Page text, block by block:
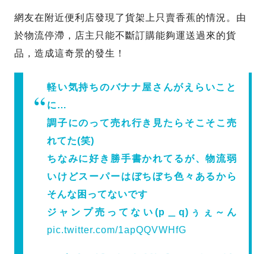
網友在附近便利店發現了貨架上只賣香蕉的情況。由
於物流停滯，店主只能不斷訂購能夠運送過來的貨
品，造成這奇景的發生！
軽い気持ちのバナナ屋さんがえらいこと
に…
調子にのって売れ行き見たらそこそこ売
れてた(笑)
ちなみに好き勝手書かれてるが、物流弱
いけどスーパーはぼちぼち色々あるから
そんな困ってないです
ジャンプ売ってない(p＿q)ぅぇ～ん
pic.twitter.com/1apQQVWHfG